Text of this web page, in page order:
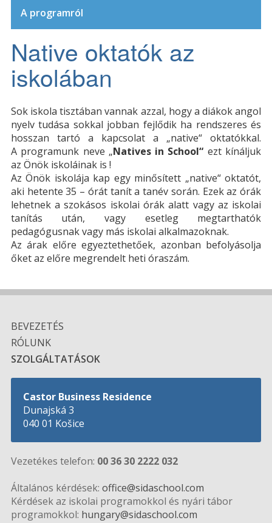
A programról
Native oktatók az
iskolában
Sok iskola tisztában vannak azzal, hogy a diákok angol
nyelv tudása sokkal jobban fejlődik ha rendszeres és
hosszan tartó a kapcsolat a „native“ oktatókkal.
A programunk neve „Natives in School“ ezt kínáljuk
az Önök iskoláinak is !
Az Önök iskolája kap egy minősített „native“ oktatót,
aki hetente 35 – órát tanít a tanév során. Ezek az órák
lehetnek a szokásos iskolai órák alatt vagy az iskolai
tanítás után, vagy esetleg megtarthatók
pedagógusnak vagy más iskolai alkalmazoknak.
Az árak előre egyeztethetőek, azonban befolyásolja
őket az előre megrendelt heti óraszám.
BEVEZETÉS
RÓLUNK
SZOLGÁLTATÁSOK
Castor Business Residence
Dunajská 3
040 01 Košice
Vezetékes telefon: 00 36 30 2222 032
Általános kérdések: office@sidaschool.com
Kérdések az iskolai programokkol és nyári tábor
programokkol: hungary@sidaschool.com